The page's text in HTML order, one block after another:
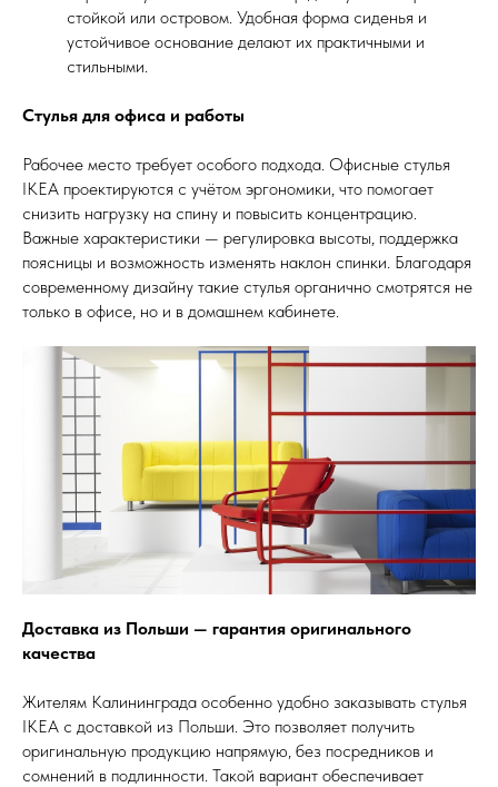
стойкой или островом. Удобная форма сиденья и
устойчивое основание делают их практичными и
стильными.
Стулья для офиса и работы
Рабочее место требует особого подхода. Офисные стулья
IKEA проектируются с учётом эргономики, что помогает
снизить нагрузку на спину и повысить концентрацию.
Важные характеристики — регулировка высоты, поддержка
поясницы и возможность изменять наклон спинки. Благодаря
современному дизайну такие стулья органично смотрятся не
только в офисе, но и в домашнем кабинете.
Доставка из Польши — гарантия оригинального
качества
Жителям Калининграда особенно удобно заказывать стулья
IKEA с доставкой из Польши. Это позволяет получить
оригинальную продукцию напрямую, без посредников и
сомнений в подлинности. Такой вариант обеспечивает